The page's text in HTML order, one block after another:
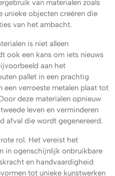
van materialen zoals
unieke objecten creëren die
van het ambacht.
is niet alleen
ook een kans om iets nieuws
aan het
pallet in een prachtig
verroeste metalen plaat tot
deze materialen opnieuw
leven en verminderen
afval die wordt gegenereerd.
rol. Het vereist het
in ogenschijnlijk onbruikbare
en handvaardigheid
tot unieke kunstwerken